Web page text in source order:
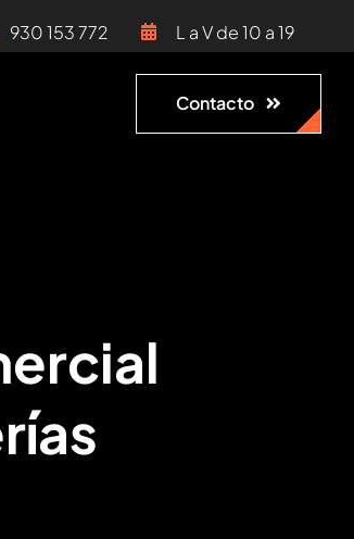
930 153 772 L a V de 10 a 19
Contacto